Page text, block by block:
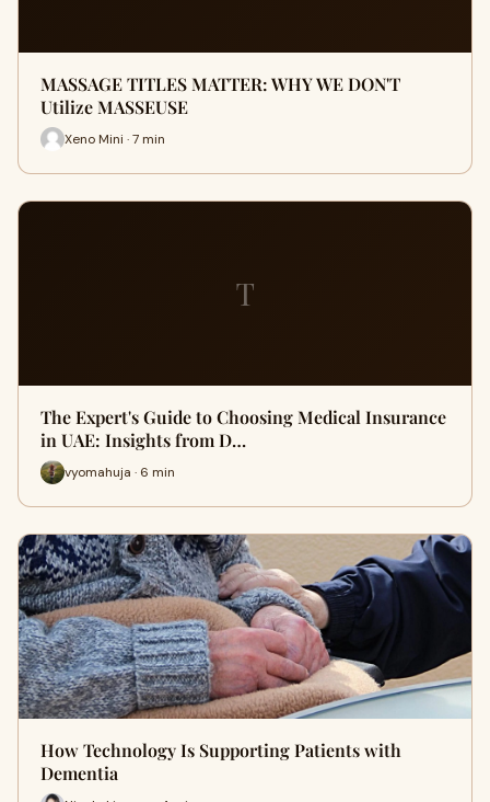
MASSAGE TITLES MATTER: WHY WE DON'T
Utilize MASSEUSE
Xeno Mini · 7 min
T
The Expert's Guide to Choosing Medical Insurance
in UAE: Insights from D…
vyomahuja · 6 min
How Technology Is Supporting Patients with
Dementia